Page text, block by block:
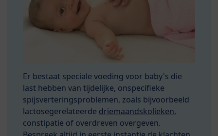
Er bestaat speciale voeding voor baby's die
last hebben van tijdelijke, onspecifieke
spijsverteringsproblemen, zoals bijvoorbeeld
lactosegerelateerde driemaandskolieken,
constipatie of overdreven overgeven.